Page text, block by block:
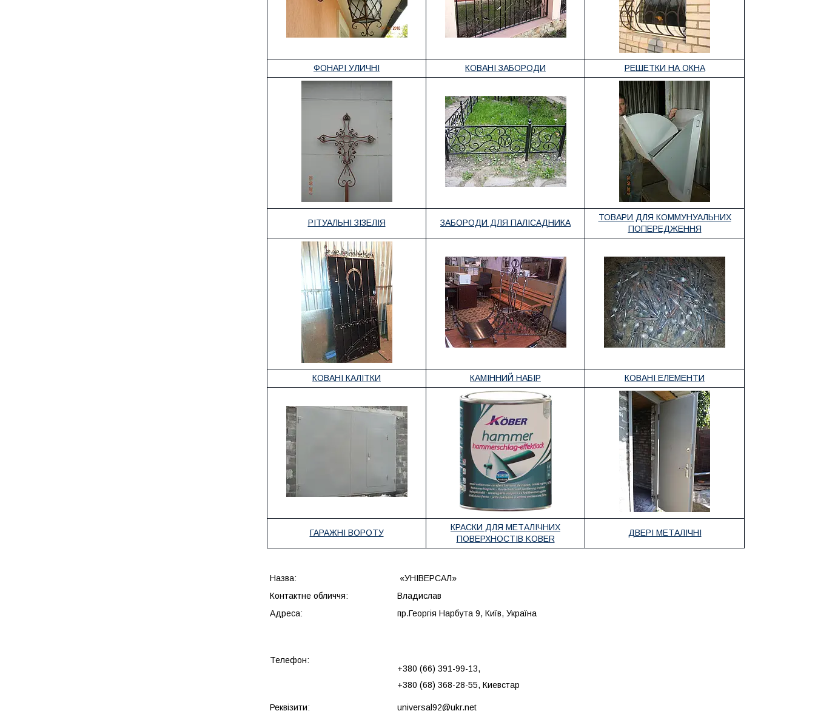
ФОНАРІ УЛИЧНІ КОВАНІ ЗАБОРОДИ РЕШЕТКИ НА ОКНА
РІТУАЛЬНІ ЗІЗЕЛІЯ ЗАБОРОДИ ДЛЯ ПАЛІСАДНИКА
ТОВАРИ ДЛЯ КОММУНУАЛЬНИХ
ПОПЕРЕДЖЕННЯ
КОВАНІ КАЛІТКИ КАМІННИЙ НАБІР КОВАНІ ЕЛЕМЕНТИ
ГАРАЖНІ ВОРОТУ
КРАСКИ ДЛЯ МЕТАЛІЧНИХ
ПОВЕРХНОСТІВ KOBER
ДВЕРІ МЕТАЛІЧНІ
Назва:
«УНІВЕРСАЛ»
Контактне обличчя:
Владислав
Адреса:
пр.Георгія Нарбута 9, Київ, Україна
Телефон:
+380 (66) 391-99-13,
+380 (68) 368-28-55, Киевстар
Реквізити: universal92@ukr.net